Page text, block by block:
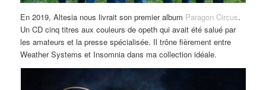
En 2019, Altesia nous livrait son premier album Paragon Circus.
Un CD cinq titres aux couleurs de opeth qui avait été salué par
les amateurs et la presse spécialisée. Il trône fièrement entre
Weather Systems et Insomnia dans ma collection idéale.